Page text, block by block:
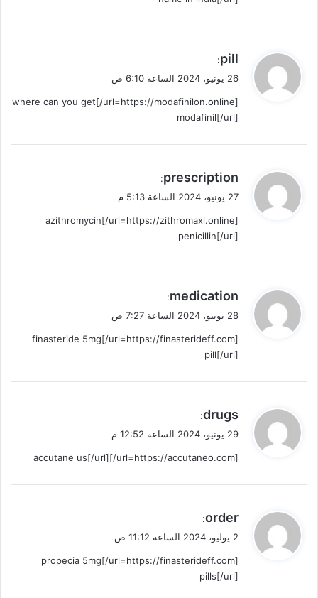
ي
ق
ل
pill
:
26 يونيو، 2024 الساعة 6:10 ص
[url=https://modafinilon.online/]where can you get
modafinil[/url]
ي
ق
ل
prescription
:
27 يونيو، 2024 الساعة 5:13 م
[url=https://zithromaxl.online/]azithromycin
penicillin[/url]
ي
ق
ل
medication
:
28 يونيو، 2024 الساعة 7:27 ص
[url=https://finasterideff.com/]finasteride 5mg
pill[/url]
ي
ق
ل
drugs
:
29 يونيو، 2024 الساعة 12:52 م
[url=https://accutaneo.com/]accutane us[/url]
ي
ق
ل
order
:
2 يوليو، 2024 الساعة 11:12 ص
[url=https://finasterideff.com/]propecia 5mg
pills[/url]